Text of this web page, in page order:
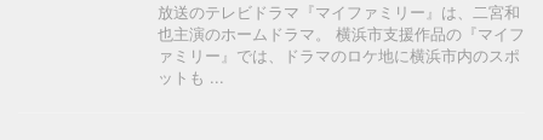
放送のテレビドラマ『マイファミリー』は、二宮和
也主演のホームドラマ。 横浜市支援作品の『マイフ
ァミリー』では、ドラマのロケ地に横浜市内のスポ
ットも ...